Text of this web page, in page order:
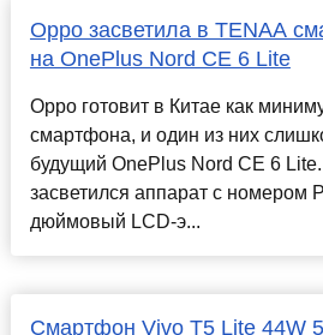
Oppo засветила в TENAA
на OnePlus Nord CE 6 Lite
Oppo готовит в Китае как
смартфона, и один из них
будущий OnePlus Nord CE 6
засветился аппарат с номером
дюймовый LCD-э...
Смартфон Vivo T5 Lite 44W